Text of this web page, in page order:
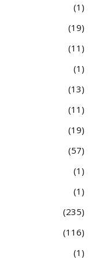
1
19
11
1
13
11
19
57
1
1
235
116
1